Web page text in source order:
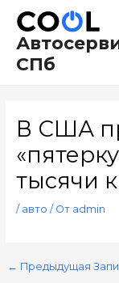
содержимому
СПб
В США
тысячи
/ авто / От admin
по
записям
← Предыдущая